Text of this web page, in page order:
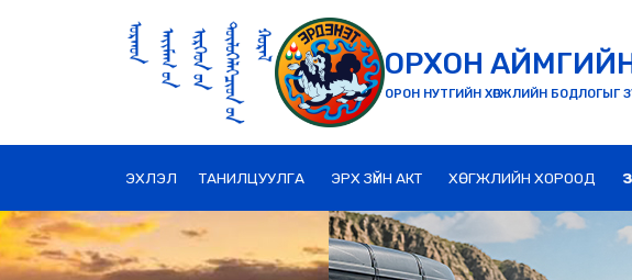
ОРХОН АЙМГИЙН
ОРОН НУТГИЙН ХӨГЖЛИЙН БОДЛОГЫГ
ЭХЛЭЛ ТАНИЛЦУУЛГА ЭРХ ЗҮЙН АКТ ХӨГЖЛИЙН ХОРООД